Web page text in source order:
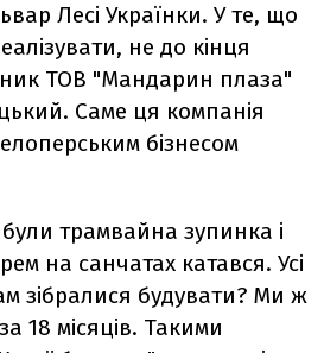
Лесі Українки. У те, що
не до кінця
ТОВ "Мандарин плаза"
Саме ця компанія
бізнесом
трамвайна зупинка і
на санчатах катався. Усі
зібралися будувати? Ми ж
18 місяців. Такими